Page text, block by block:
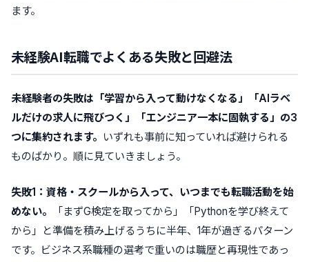
ます。
未経験AI転職でよくある失敗と回避法
未経験者の失敗は「学習から入って動けなくなる」「AIラベ
ルだけの求人に飛びつく」「エンジニア一本に固執する」の3
つに集約されます。 いずれも事前に知っていれば避けられる
ものばかり。順に見ていきましょう。
失敗1：資格・スクールから入って、いつまでも転職活動を始
めない。
「まずG検定を取ってから」「Pythonを学び終えて
から」と準備を積み上げるうちに半年、1年が過ぎるパターン
です。ビジネス系職種の選考で重いのは職歴と再現性であっ